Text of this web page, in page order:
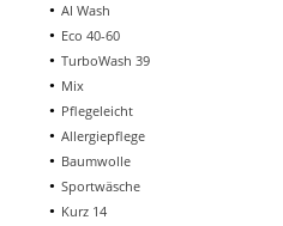
AI Wash
Eco 40-60
TurboWash 39
Mix
Pflegeleicht
Allergiepflege
Baumwolle
Sportwäsche
Kurz 14